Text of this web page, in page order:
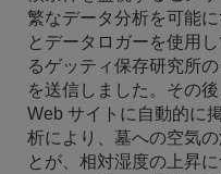
繁なデータ分析を可能
とデータロガーを使用
るゲッティ保存研究所
を送信しました。その
Web サイトに自動的に
析により、墓への空気
とが、相対湿度の上昇